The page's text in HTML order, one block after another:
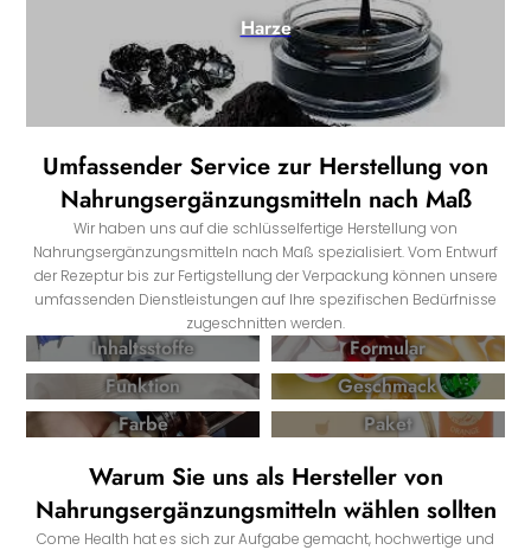
Harze
Umfassender Service zur Herstellung von
Nahrungsergänzungsmitteln nach Maß
Wir haben uns auf die schlüsselfertige Herstellung von
Nahrungsergänzungsmitteln nach Maß spezialisiert. Vom Entwurf
der Rezeptur bis zur Fertigstellung der Verpackung können unsere
umfassenden Dienstleistungen auf Ihre spezifischen Bedürfnisse
zugeschnitten werden.
Inhaltsstoffe
Formular
Funktion
Geschmack
Farbe
Paket
Warum Sie uns als Hersteller von
Nahrungsergänzungsmitteln wählen sollten
Come Health hat es sich zur Aufgabe gemacht, hochwertige und